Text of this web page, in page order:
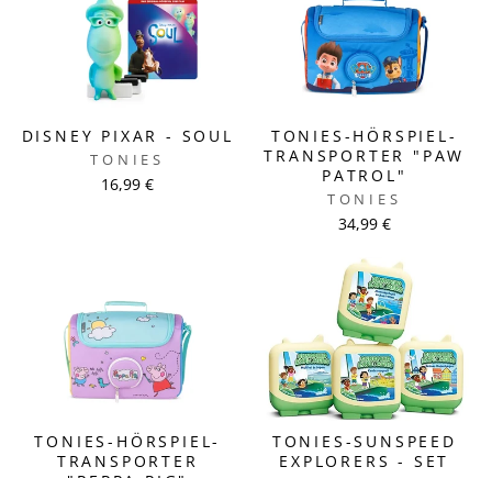
DISNEY PIXAR - SOUL
TONIES
16,99 €
TONIES-HÖRSPIEL-
TRANSPORTER "PAW
PATROL"
TONIES
34,99 €
TONIES-HÖRSPIEL-
TRANSPORTER
TONIES-SUNSPEED
EXPLORERS - SET